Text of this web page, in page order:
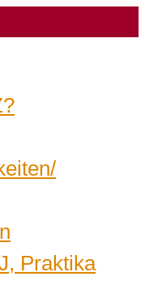
Praktika